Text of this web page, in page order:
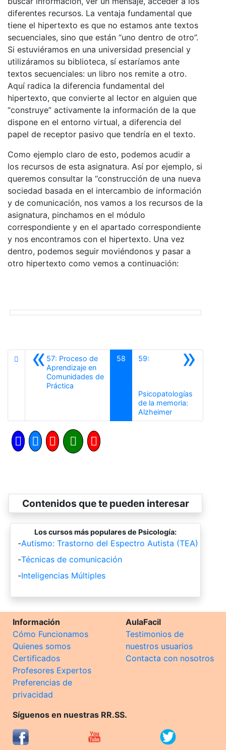
diferentes recursos. La ventaja fundamental que
tiene el hipertexto es que no estamos ante textos
secuenciales, sino que están “uno dentro de otro”.
Si estuviéramos en una universidad presencial y
utilizáramos su biblioteca, sí estaríamos ante
textos secuenciales: un libro nos remite a otro.
Aquí radica la diferencia fundamental del
hipertexto, que convierte al lector en alguien que
“construye” activamente la información de la que
dispone en el entorno virtual, a diferencia del
papel de receptor pasivo que tendría en el texto.
Como ejemplo claro de esto, podemos acudir a
los recursos de esta asignatura. Así por ejemplo, si
queremos consultar la “construcción de una nueva
sociedad basada en el intercambio de información
y de comunicación, nos vamos a los recursos de la
asignatura, pinchamos en el módulo
correspondiente y en el apartado correspondiente
y nos encontramos con el hipertexto. Una vez
dentro, podemos seguir moviéndonos y pasar a
otro hipertexto como vemos a continuación:
«57: Proceso de
Aprendizaje en
Comunidades de
Práctica
58 »
59:
Psicopatologías
de la memoria:
AlzheimerSiguiente
Contenidos que te pueden interesar
Los cursos más populares de Psicología:
-Autismo: Trastorno del Espectro Autista (TEA)
-Técnicas de comunicación
-Inteligencias Múltiples
Información
Cómo Funcionamos
Quienes somos
Certificados
Profesores Expertos
Preferencias de
privacidad
AulaFacil
Testimonios de
nuestros usuarios
Contacta con nosotros
Síguenos en nuestras RR.SS.